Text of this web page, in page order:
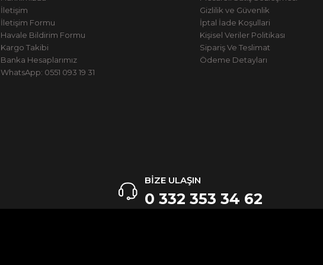
İletişim
İletişim Formu
Havale Bildirim Formu
Kargo Takibi
Banka Hesaplarımız
WhatsApp: 0551 093 19 31
Gizlilik ve Güvenlik
İptal İade Koşullari
Kişisel Veriler Politikası
Sipariş Ve Teslimat
Ödeme Detayları
BİZE ULAŞIN
0 332 353 34 62